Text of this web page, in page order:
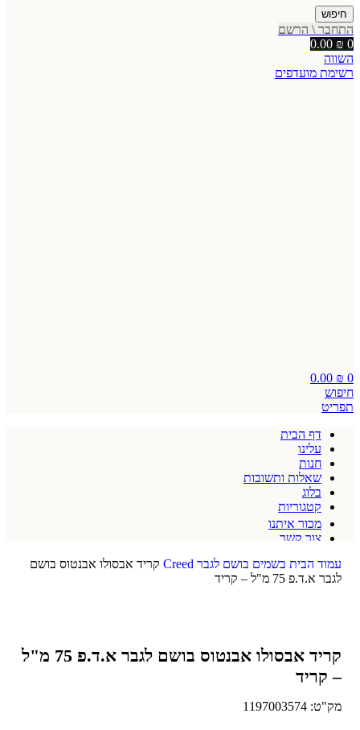
חיפוש
התחבר \ הרשם
0
0.00 ₪
השווה
רשימת מועדפים
0
0.00 ₪
חיפוש
תפריט
דף הבית
עלינו
חנות
שאלות ותשובות
בלוג
קטגוריות
מכור איתנו
צור קשר
עמוד הבית בשמים בושם לגבר Creed קריד אבסולו אבנטוס בושם
לגבר א.ד.פ 75 מ"ל – קריד
קריד אבסולו אבנטוס בושם לגבר א.ד.פ 75 מ"ל
– קריד
מק"ט: 1197003574